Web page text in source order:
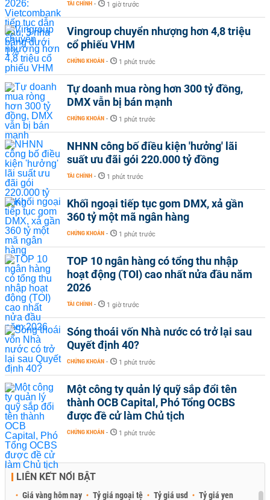
TÀI CHÍNH - 1 giờ trước
Vingroup chuyển nhượng hơn 4,8 triệu
cổ phiếu VHM
CHỨNG KHOÁN - 1 phút trước
Tự doanh mua ròng hơn 300 tỷ đồng,
DMX vẫn bị bán mạnh
CHỨNG KHOÁN - 1 phút trước
NHNN công bố điều kiện 'hưởng' lãi
suất ưu đãi gói 220.000 tỷ đồng
TÀI CHÍNH - 1 phút trước
Khối ngoại tiếp tục gom DMX, xả gần
360 tỷ một mã ngân hàng
CHỨNG KHOÁN - 1 phút trước
TOP 10 ngân hàng có tổng thu nhập
hoạt động (TOI) cao nhất nửa đầu năm
2026
TÀI CHÍNH - 1 giờ trước
Sóng thoái vốn Nhà nước có trở lại sau
Quyết định 40?
CHỨNG KHOÁN - 1 phút trước
Một công ty quản lý quỹ sắp đổi tên
thành OCB Capital, Phó Tổng OCBS
được đề cử làm Chủ tịch
CHỨNG KHOÁN - 1 phút trước
LIÊN KẾT NỔI BẬT
Giá vàng hôm nay Tỷ giá ngoại tệ Tỷ giá usd Tỷ giá yen